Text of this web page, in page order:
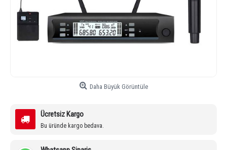
Daha Büyük Görüntüle
Ücretsiz Kargo
Bu üründe kargo bedava.